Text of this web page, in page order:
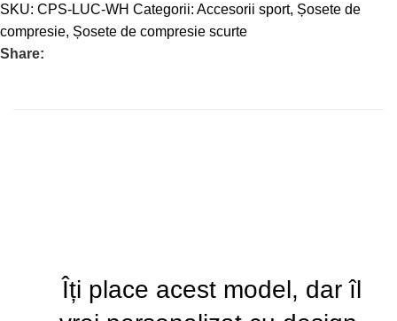
SKU: CPS-LUC-WH Categorii: Accesorii sport, Șosete de
compresie, Șosete de compresie scurte
Share:
Îți place acest model, dar îl